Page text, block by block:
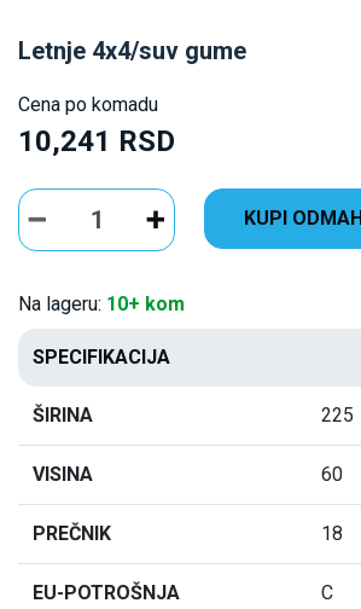
Letnje 4x4/suv gume
Cena po komadu
10,241 RSD
KUPI ODMAH
Na lageru: 10+ kom
SPECIFIKACIJA
ŠIRINA 225
VISINA 60
PREČNIK 18
EU-POTROŠNJA C